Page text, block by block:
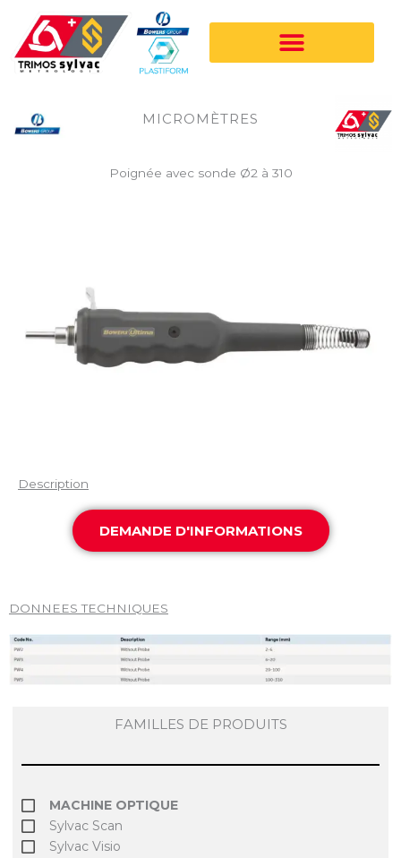
contenu
FAMILLES DE PRODUITS
MACHINE OPTIQUE
Sylvac Scan
Sylvac Visio
MICROMÈTRES
Poignée avec sonde Ø2 à 310
Description
DEMANDE D'INFORMATIONS
DONNEES TECHNIQUES